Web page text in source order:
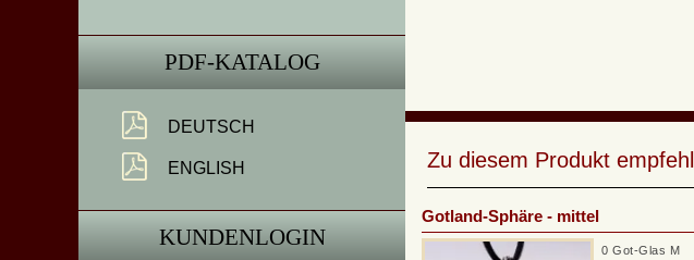
PDF-KATALOG
DEUTSCH
ENGLISH
KUNDENLOGIN
Zu diesem Produkt
Gotland-Sphäre - mittel
0 Got-Glas M